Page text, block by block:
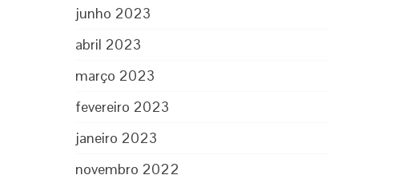
junho 2023
abril 2023
março 2023
fevereiro 2023
janeiro 2023
novembro 2022